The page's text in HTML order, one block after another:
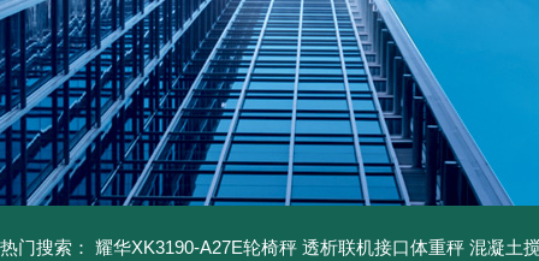
热门搜索： 耀华XK3190-A27E轮椅秤 透析联机接口体重秤 混凝土